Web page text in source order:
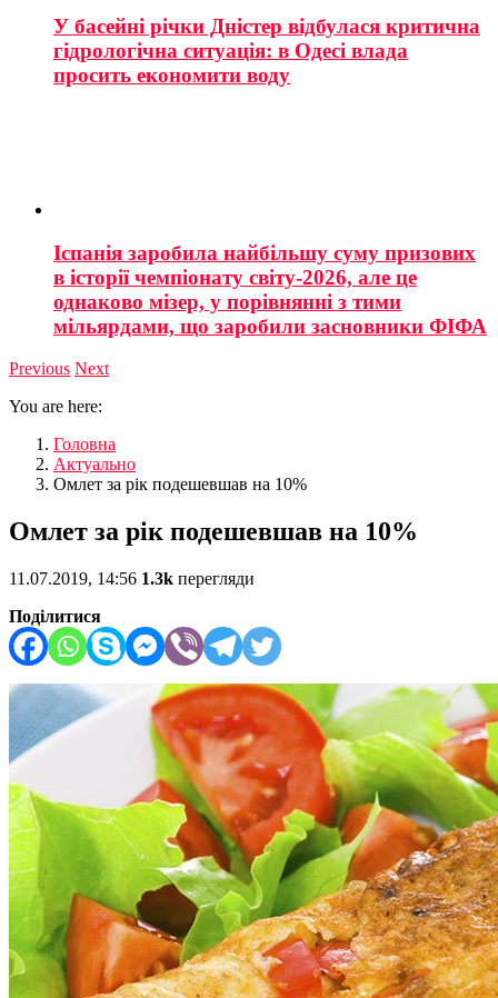
У басейні річки Дністер відбулася критична
гідрологічна ситуація: в Одесі влада
просить економити воду
Іспанія заробила найбільшу суму призових
в історії чемпіонату світу-2026, але це
однаково мізер, у порівнянні з тими
мільярдами, що заробили засновники ФІФА
Previous Next
You are here:
Головна
Актуально
Омлет за рік подешевшав на 10%
Омлет за рік подешевшав на 10%
11.07.2019, 14:56 1.3k перегляди
Поділитися